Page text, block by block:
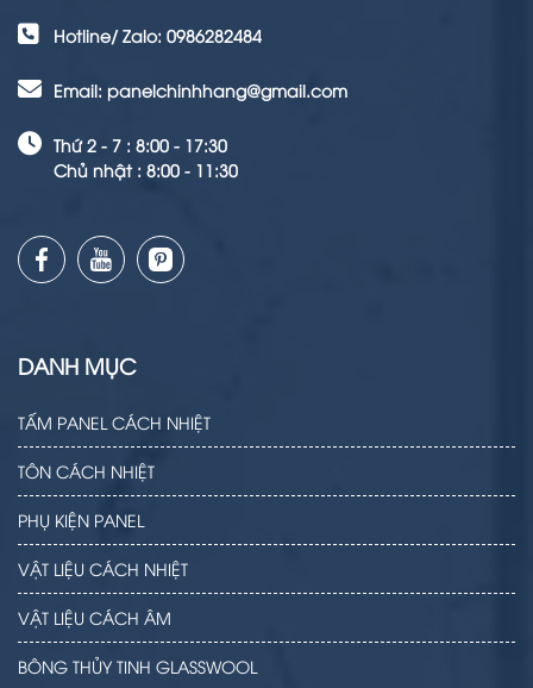
Hotline/ Zalo: 0986282484
Email: panelchinhhang@gmail.com
Thứ 2 - 7 : 8:00 - 17:30
Chủ nhật : 8:00 - 11:30
DANH MỤC
TẤM PANEL CÁCH NHIỆT
TÔN CÁCH NHIỆT
PHỤ KIỆN PANEL
VẬT LIỆU CÁCH NHIỆT
VẬT LIỆU CÁCH ÂM
BÔNG THỦY TINH GLASSWOOL